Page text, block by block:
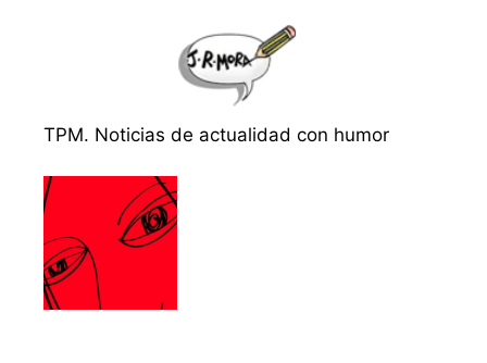
TPM. Noticias de actualidad con humor